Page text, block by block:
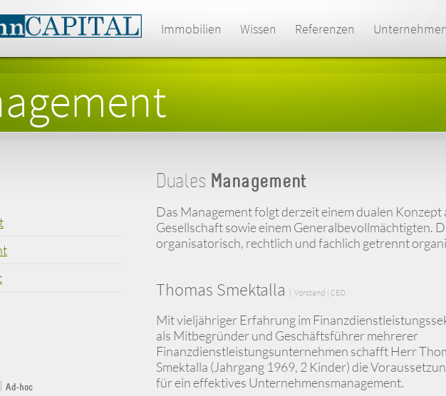
Immobilien Wissen Referenzen Unternehmen
Ad-hoc
Duales Management
Das Management folgt derzeit einem dualen
Gesellschaft sowie einem Generalbevollmächtigten.
organisatorisch, rechtlich und fachlich getrennt
Thomas Smektalla | Vorstand | CEO
Mit vieljähriger Erfahrung im
als Mitbegründer und Geschäftsführer mehrerer
Finanzdienstleistungsunternehmen schafft Herr
Smektalla (Jahrgang 1969, 2 Kinder) die
für ein effektives Unternehmensmanagement.